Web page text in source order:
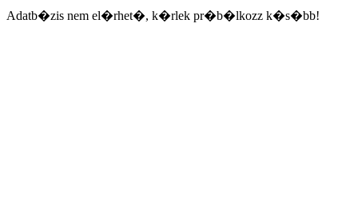
Adatb�zis nem el�rhet�, k�rlek pr�b�lkozz k�s�bb!